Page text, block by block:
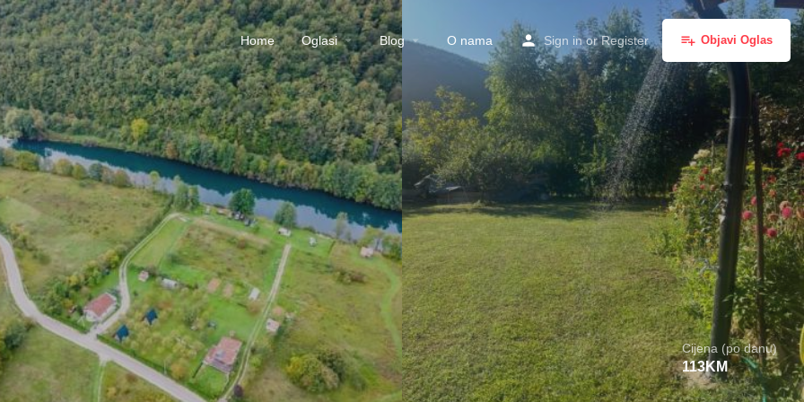
Home Oglasi Blog O nama Sign in or Register Objavi Oglas
Cijena (po danu)
113KM